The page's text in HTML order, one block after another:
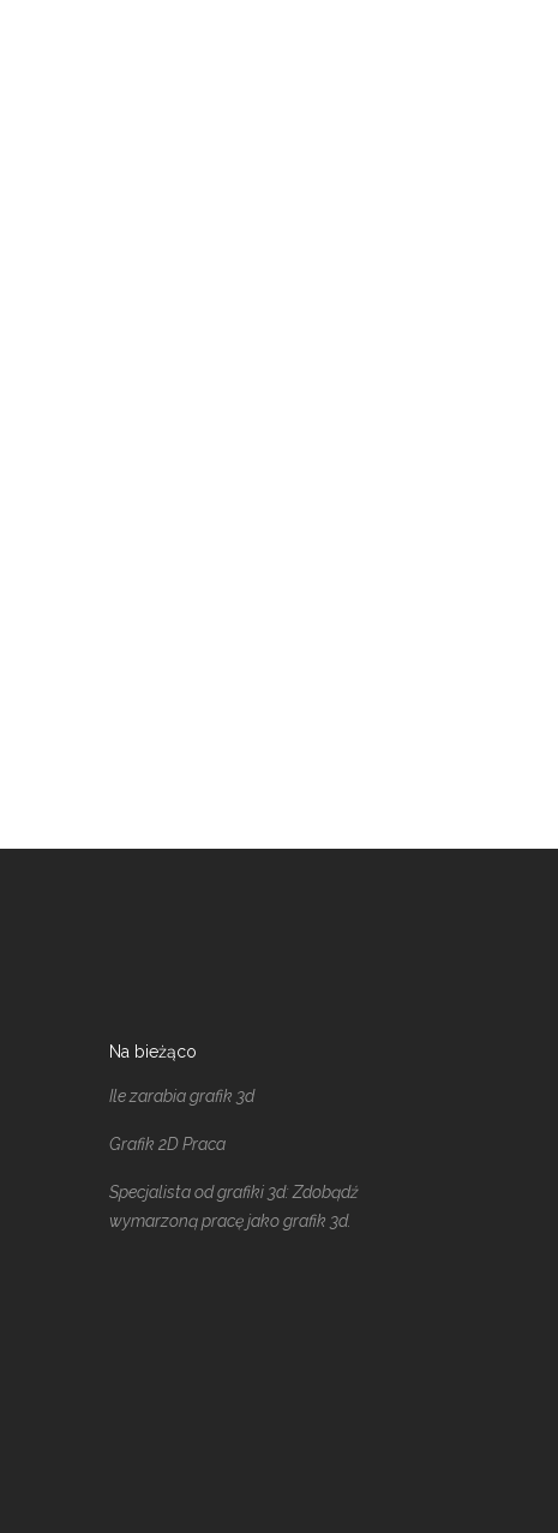
Na bieżąco
Ile zarabia grafik 3d
Grafik 2D Praca
Specjalista od grafiki 3d: Zdobądź
wymarzoną pracę jako grafik 3d.